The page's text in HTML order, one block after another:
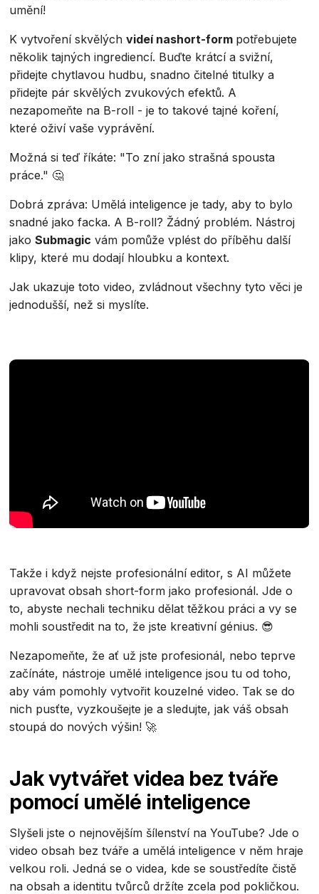
umění!
K vytvoření skvělýchvideí nashort-form potřebujete
několik tajných ingrediencí. Buďte krátcí a svižní,
přidejte chytlavou hudbu, snadno čitelné titulky a
přidejte pár skvělých zvukových efektů. A
nezapomeňte na B-roll - je to takové tajné koření,
které oživí vaše vyprávění.
Možná si teď říkáte: "To zní jako strašná spousta
práce." 🤔
Dobrá zpráva: Umělá inteligence je tady, aby to bylo
snadné jako facka. A B-roll? Žádný problém. Nástroj
jakoSubmagic vám pomůže vplést do příběhu další
klipy, které mu dodají hloubku a kontext.
Jak ukazuje toto video, zvládnout všechny tyto věci je
jednodušší, než si myslíte.
Takže i když nejste profesionální editor, s AI můžete
upravovat obsah short-form jako profesionál. Jde o
to, abyste nechali techniku dělat těžkou práci a vy se
mohli soustředit na to, že jste kreativní génius. 😎
Nezapomeňte, že ať už jste profesionál, nebo teprve
začínáte, nástroje umělé inteligence jsou tu od toho,
aby vám pomohly vytvořit kouzelné video. Tak se do
nich pusťte, vyzkoušejte je a sledujte, jak váš obsah
stoupá do nových výšin! 🚀
Jak vytvářet videa bez tváře
pomocí umělé inteligence
Slyšeli jste o nejnovějším šílenství na YouTube? Jde o
video obsah bez tváře a umělá inteligence v něm hraje
velkou roli. Jedná se o videa, kde se soustředíte čistě
na obsah a identitu tvůrců držíte zcela pod pokličkou.